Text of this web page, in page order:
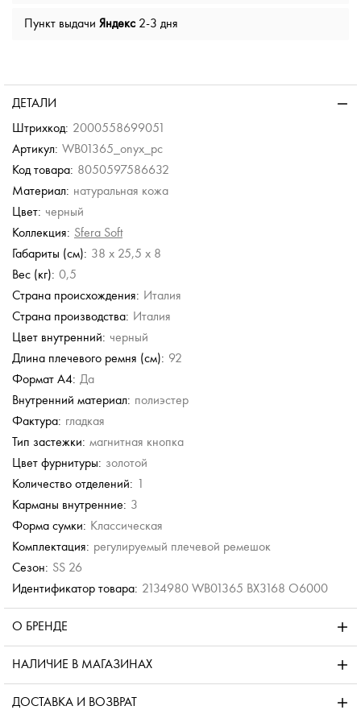
Пункт выдачи Яндекс 2-3 дня
ДЕТАЛИ
Штрихкод: 2000558699051
Артикул: WB01365_onyx_pc
Код товара: 8050597586632
Материал: натуральная кожа
Цвет: черный
Коллекция: Sfera Soft
Габариты (см): 38 x 25,5 x 8
Вес (кг): 0,5
Страна происхождения: Италия
Страна производства: Италия
Цвет внутренний: черный
Длина плечевого ремня (см): 92
Формат А4: Да
Внутренний материал: полиэстер
Фактура: гладкая
Тип застежки: магнитная кнопка
Цвет фурнитуры: золотой
Количество отделений: 1
Карманы внутренние: 3
Форма сумки: Классическая
Комплектация: регулируемый плечевой ремешок
Сезон: SS 26
Идентификатор товара: 2134980 WB01365 BX3168 O6000
О БРЕНДЕ
НАЛИЧИЕ В МАГАЗИНАХ
ДОСТАВКА И ВОЗВРАТ